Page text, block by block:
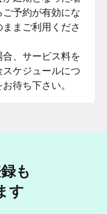
予約が有効にな
まご利用くださ
、サービス料を
ケジュールにつ
待ち下さい。
も
す